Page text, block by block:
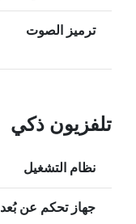
ترميز الصوت
تلفزيون ذكي
نظام التشغيل
جهاز تحكم عن بُعد Magic